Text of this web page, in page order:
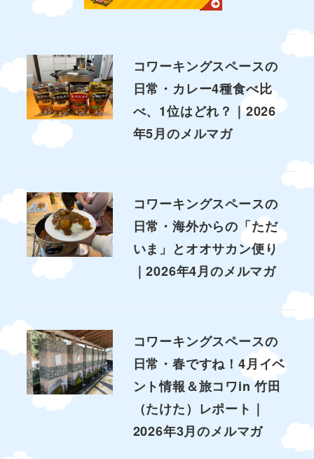
コワーキングスペースの
日常・カレー4種食べ比
べ、1位はどれ？｜2026
年5月のメルマガ
コワーキングスペースの
日常・海外からの「ただ
いま」とオオサカン便り
｜2026年4月のメルマガ
コワーキングスペースの
日常・春ですね！4月イベ
ント情報＆旅コワin 竹田
（たけた）レポート｜
2026年3月のメルマガ